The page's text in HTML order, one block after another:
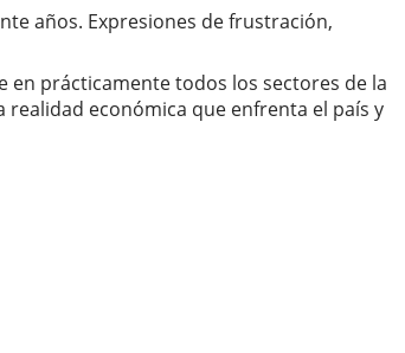
años. Expresiones de frustración,
prácticamente todos los sectores de la
económica que enfrenta el país y